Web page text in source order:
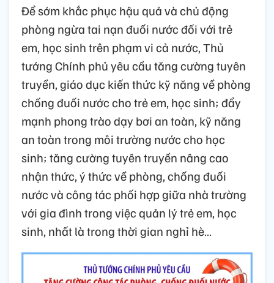
Để sớm khắc phục hậu quả và chủ động
phòng ngừa tai nạn đuối nước đối với trẻ
em, học sinh trên phạm vi cả nước, Thủ
tướng Chính phủ yêu cầu tăng cường tuyên
truyền, giáo dục kiến thức kỹ năng về phòng
chống đuối nước cho trẻ em, học sinh; đẩy
mạnh phong trào dạy bơi an toàn, kỹ năng
an toàn trong môi trường nước cho học
sinh; tăng cường tuyên truyền nâng cao
nhận thức, ý thức về phòng, chống đuối
nước và công tác phối hợp giữa nhà trường
với gia đình trong việc quản lý trẻ em, học
sinh, nhất là trong thời gian nghỉ hè…